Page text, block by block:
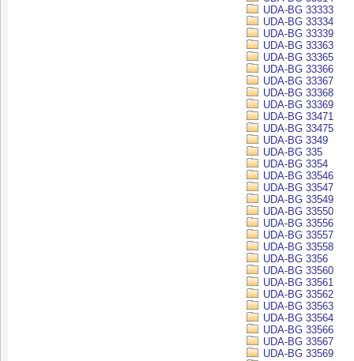
UDA-BG 33333
UDA-BG 33334
UDA-BG 33339
UDA-BG 33363
UDA-BG 33365
UDA-BG 33366
UDA-BG 33367
UDA-BG 33368
UDA-BG 33369
UDA-BG 33471
UDA-BG 33475
UDA-BG 3349
UDA-BG 335
UDA-BG 3354
UDA-BG 33546
UDA-BG 33547
UDA-BG 33549
UDA-BG 33550
UDA-BG 33556
UDA-BG 33557
UDA-BG 33558
UDA-BG 3356
UDA-BG 33560
UDA-BG 33561
UDA-BG 33562
UDA-BG 33563
UDA-BG 33564
UDA-BG 33566
UDA-BG 33567
UDA-BG 33569